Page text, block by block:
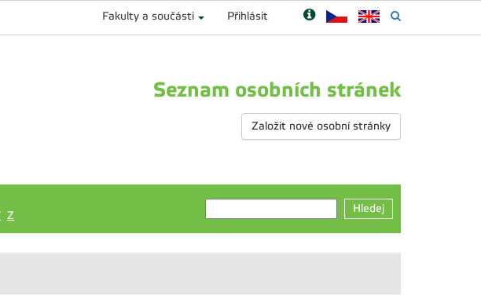
Fakulty a součásti Přihlásit
Seznam osobních stránek
Založit nové osobní stránky
Z
Hledej